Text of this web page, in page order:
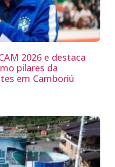
2026 e destaca
pilares da
em Camboriú